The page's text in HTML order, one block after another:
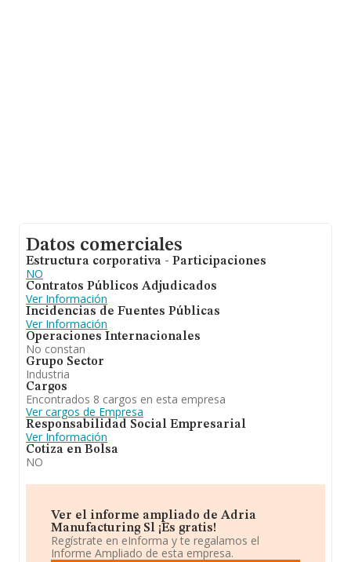
Datos comerciales
Estructura corporativa - Participaciones
NO
Contratos Públicos Adjudicados
Ver Información
Incidencias de Fuentes Públicas
Ver Información
Operaciones Internacionales
No constan
Grupo Sector
Industria
Cargos
Encontrados 8 cargos en esta empresa
Ver cargos de Empresa
Responsabilidad Social Empresarial
Ver Información
Cotiza en Bolsa
NO
Ver el informe ampliado de Adria
Manufacturing Sl ¡Es gratis!
Regístrate en eInforma y te regalamos el
Informe Ampliado de esta empresa.